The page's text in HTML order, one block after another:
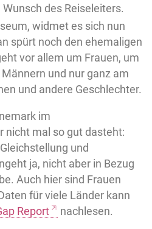
Wunsch des Reiseleiters.
widmet es sich nun
spürt noch den ehemaligen
vor allem um Frauen, um
und nur ganz am
und andere Geschlechter.
im
nicht mal so gut dasteht:
und
ja, nicht aber in Bezug
Auch hier sind Frauen
für viele Länder kann
Report nachlesen.